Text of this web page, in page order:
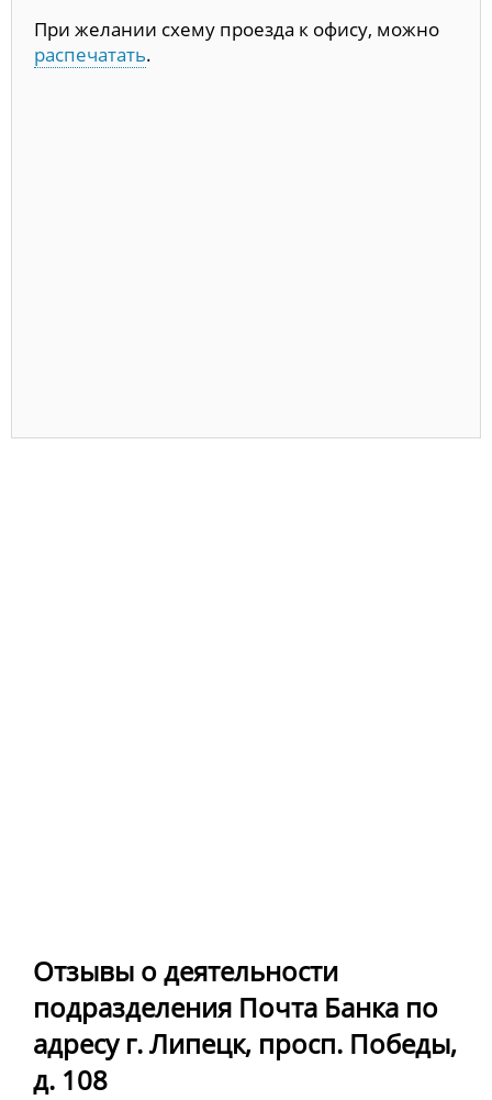
При желании схему проезда к офису, можно
распечатать.
Отзывы о деятельности
подразделения Почта Банка по
адресу г. Липецк, просп. Победы,
д. 108